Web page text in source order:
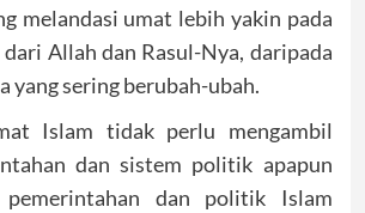
melandasi umat lebih yakin pada
Allah dan Rasul-Nya, daripada
yang sering berubah-ubah.
Islam tidak perlu mengambil
dan sistem politik apapun
dan politik Islam